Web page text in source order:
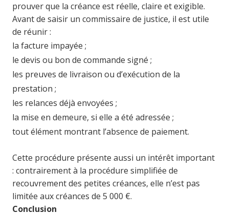
prouver que la créance est réelle, claire et exigible.
Avant de saisir un commissaire de justice, il est utile
de réunir :
la facture impayée ;
le devis ou bon de commande signé ;
les preuves de livraison ou d’exécution de la
prestation ;
les relances déjà envoyées ;
la mise en demeure, si elle a été adressée ;
tout élément montrant l’absence de paiement.
Cette procédure présente aussi un intérêt important
: contrairement à la procédure simplifiée de
recouvrement des petites créances, elle n’est pas
limitée aux créances de 5 000 €.
Conclusion